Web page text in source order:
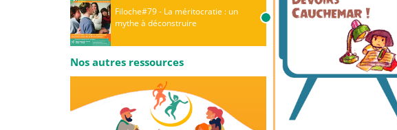
Filoche#79 - La méritocratie : un
mythe à déconstruire
Nos autres ressources